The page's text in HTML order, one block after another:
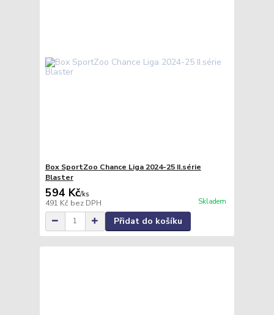
Box SportZoo Chance Liga 2024-25 II.série
Blaster
594 Kč/ks
491 Kč bez DPH Skladem
Přidat do košíku